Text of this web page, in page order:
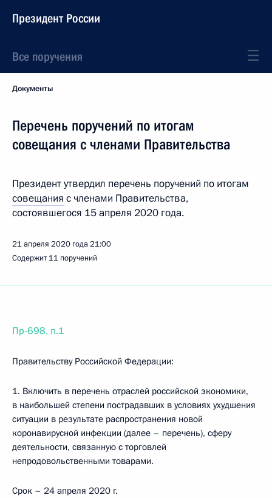
Президент России
Все поручения
Документы
Перечень поручений по итогам
совещания с членами Правительства
Президент утвердил перечень поручений по итогам
совещания с членами Правительства,
состоявшегося 15 апреля 2020 года.
21 апреля 2020 года21:00
Содержит 11 поручений
Пр-698, п.1
Правительству Российской Федерации:
1. Включить в перечень отраслей российской экономики,
в наибольшей степени пострадавших в условиях ухудшения
ситуации в результате распространения новой
коронавирусной инфекции (далее – перечень), сферу
деятельности, связанную с торговлей
непродовольственными товарами.
Срок – 24 апреля 2020 г.